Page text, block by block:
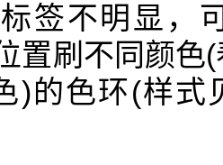
签不明显，
置刷不同颜色
)的色环(样式